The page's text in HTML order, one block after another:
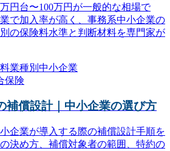
円台〜100万円が一般的な相場で
で加入率が高く、事務系中小企業の
の保険料水準と判断材料を専門家が
業種別 中小企業
保険
補償設計｜中小企業の選び方
企業が導入する際の補償設計手順を
決め方、補償対象者の範囲、特約の